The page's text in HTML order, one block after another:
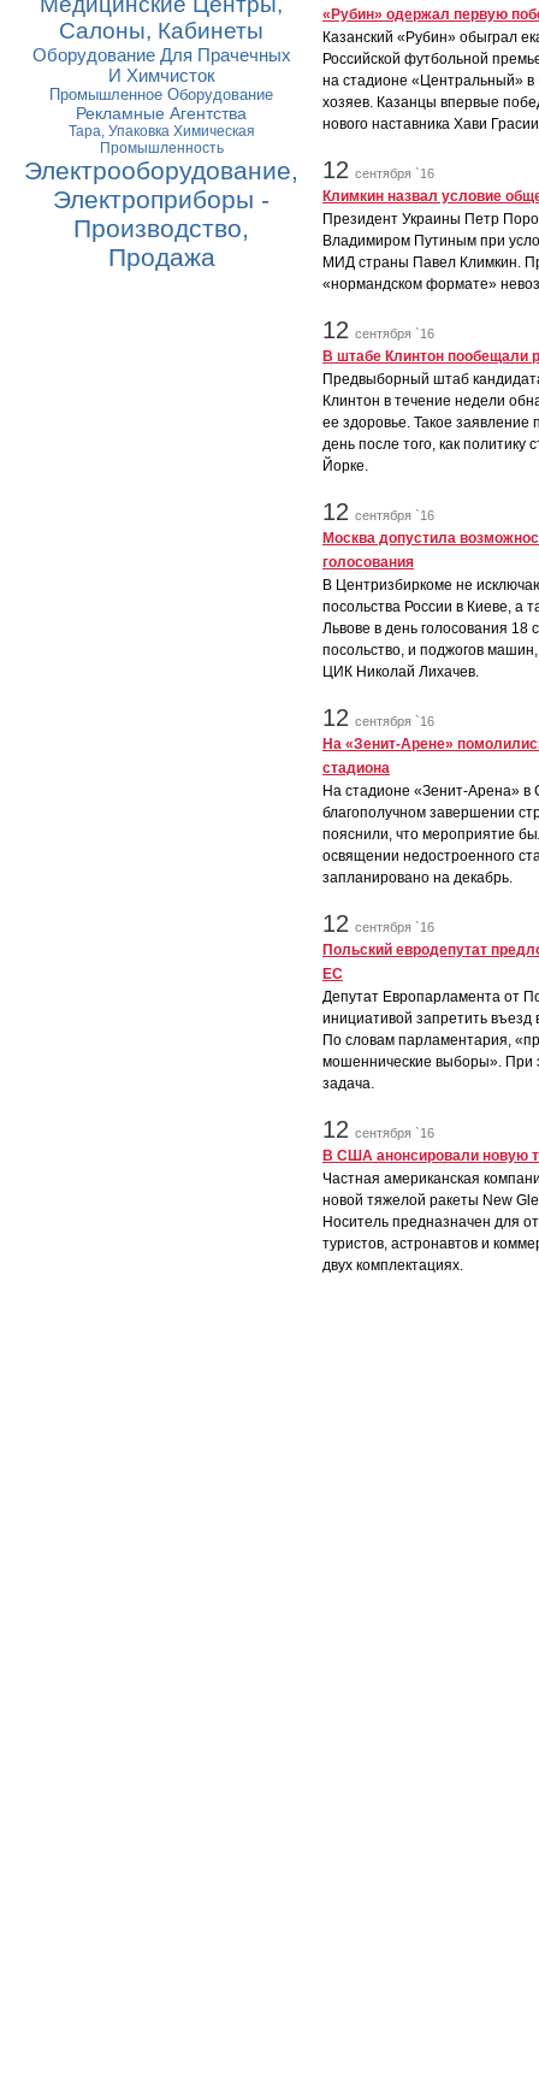
«Рубин» одержал первую
Казанский «Рубин» обыграл
Российской футбольной
на стадионе «Центральный» в
хозяев. Казанцы впервые
нового наставника Хави
12 сентября `16
Климкин назвал условие
Президент Украины Петр
Владимиром Путиным при
МИД страны Павел Климкин.
«нормандском формате»
12 сентября `16
В штабе Клинтон пообещали
Предвыборный штаб
Клинтон в течение недели
ее здоровье. Такое
день после того, как
Йорке.
12 сентября `16
Москва допустила
голосования
В Центризбиркоме не
посольства России в Киеве, а
Львове в день голосования
посольство, и поджогов
ЦИК Николай Лихачев.
12 сентября `16
На «Зенит-Арене»
стадиона
На стадионе «Зенит-Арена» в
благополучном завершении
пояснили, что мероприятие
освящении недостроенного
запланировано на декабрь.
12 сентября `16
Польский евродепутат
ЕС
Депутат Европарламента от
инициативой запретить
По словам парламентария,
мошеннические выборы». При
задача.
12 сентября `16
В США анонсировали новую
Частная американская
новой тяжелой ракеты New
Носитель предназначен для
туристов, астронавтов и
двух комплектациях.
Салоны, Кабинеты
Оборудование Для Прачечных
И Химчисток
Промышленное Оборудование
Рекламные Агентства
Тара, Упаковка Химическая
Промышленность
Электрооборудование,
Электроприборы -
Производство,
Продажа